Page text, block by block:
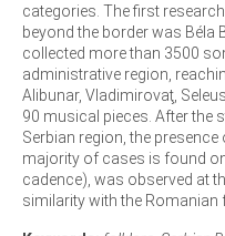
categories. The first
beyond the border was Béla
collected more than 3500
administrative region,
Alibunar, Vladimirovaţ,
90 musical pieces. After the
Serbian region, the
majority of cases is found
cadence), was observed at
similarity with the Romanian